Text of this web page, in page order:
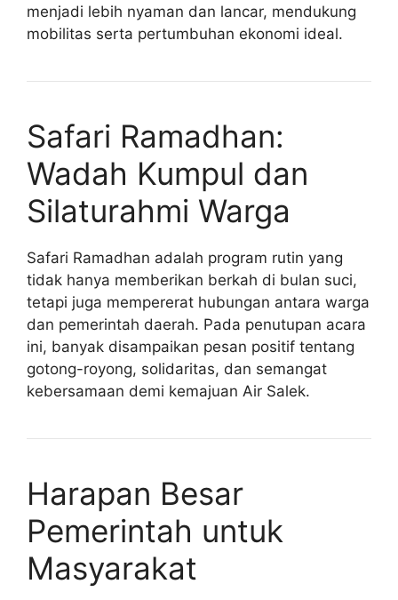
menjadi lebih nyaman dan lancar, mendukung
mobilitas serta pertumbuhan ekonomi ideal.
Safari Ramadhan:
Wadah Kumpul dan
Silaturahmi Warga
Safari Ramadhan adalah program rutin yang
tidak hanya memberikan berkah di bulan suci,
tetapi juga mempererat hubungan antara warga
dan pemerintah daerah. Pada penutupan acara
ini, banyak disampaikan pesan positif tentang
gotong-royong, solidaritas, dan semangat
kebersamaan demi kemajuan Air Salek.
Harapan Besar
Pemerintah untuk
Masyarakat